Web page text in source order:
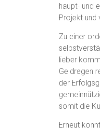
haupt- und
Projekt und
Zu einer
lieber
Geldregen
der
somit die
Erneut